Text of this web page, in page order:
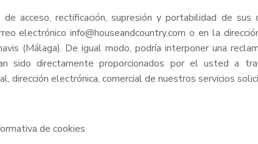
de acceso, rectificación, supresión y portabilidad de
electrónico info@houseandcountry.com o en la
(Málaga). De igual modo, podría interponer una
sido directamente proporcionados por el usted a
dirección electrónica, comercial de nuestros servicios
de cookies